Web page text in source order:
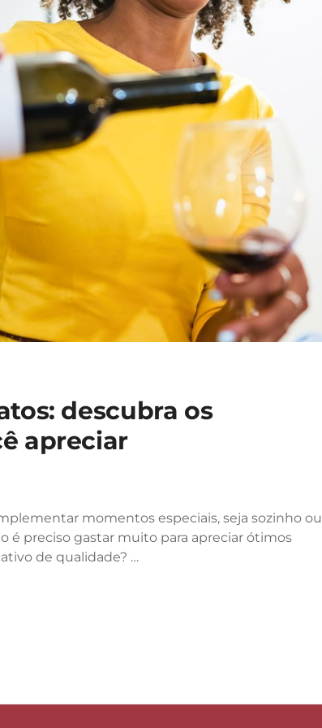
descubra os
apreciar
momentos especiais, seja sozinho ou
é preciso gastar muito para apreciar ótimos
de qualidade? …